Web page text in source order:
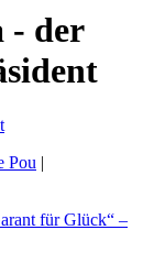
- der
Pou |
für Glück“ –